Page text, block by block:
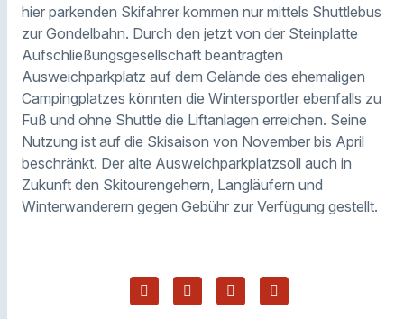
hier parkenden Skifahrer kommen nur mittels Shuttlebus
zur Gondelbahn. Durch den jetzt von der Steinplatte
Aufschließungsgesellschaft beantragten
Ausweichparkplatz auf dem Gelände des ehemaligen
Campingplatzes könnten die Wintersportler ebenfalls zu
Fuß und ohne Shuttle die Liftanlagen erreichen. Seine
Nutzung ist auf die Skisaison von November bis April
beschränkt. Der alte Ausweichparkplatzsoll auch in
Zukunft den Skitourengehern , Langläufern und
Winterwanderern gegen Gebühr zur Verfügung gestellt.